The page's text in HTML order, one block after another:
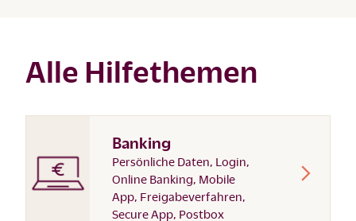
Alle Hilfethemen
Banking
Persönliche Daten, Login,
Online Banking, Mobile
App, Freigabeverfahren,
Secure App, Postbox